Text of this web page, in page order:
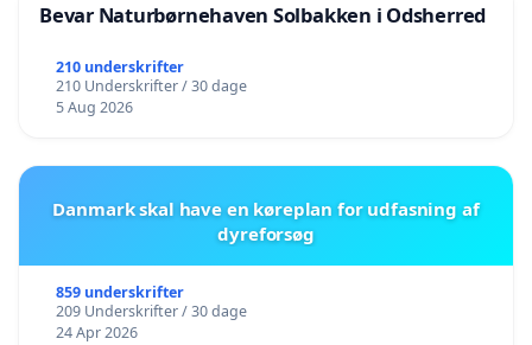
Bevar Naturbørnehaven Solbakken i Odsherred
210 underskrifter
210 Underskrifter / 30 dage
5 Aug 2026
Danmark skal have en køreplan for udfasning af
dyreforsøg
859 underskrifter
209 Underskrifter / 30 dage
24 Apr 2026